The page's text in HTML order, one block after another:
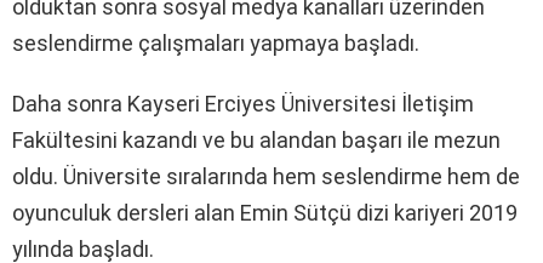
olduktan sonra sosyal medya kanalları üzerinden
seslendirme çalışmaları yapmaya başladı.
Daha sonra Kayseri Erciyes Üniversitesi İletişim
Fakültesini kazandı ve bu alandan başarı ile mezun
oldu. Üniversite sıralarında hem seslendirme hem de
oyunculuk dersleri alan Emin Sütçü dizi kariyeri 2019
yılında başladı.